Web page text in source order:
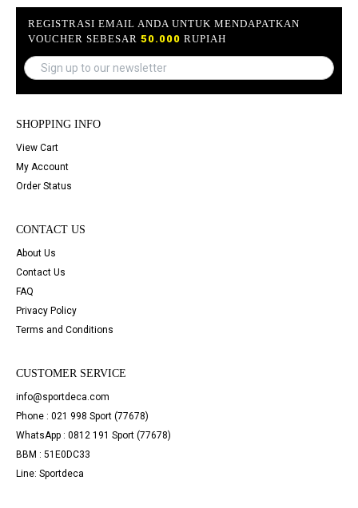
REGISTRASI EMAIL ANDA UNTUK MENDAPATKAN
VOUCHER SEBESAR 50.000 RUPIAH
SHOPPING INFO
View Cart
My Account
Order Status
CONTACT US
About Us
Contact Us
FAQ
Privacy Policy
Terms and Conditions
CUSTOMER SERVICE
info@sportdeca.com
Phone : 021 998 Sport (77678)
WhatsApp : 0812 191 Sport (77678)
BBM : 51E0DC33
Line: Sportdeca